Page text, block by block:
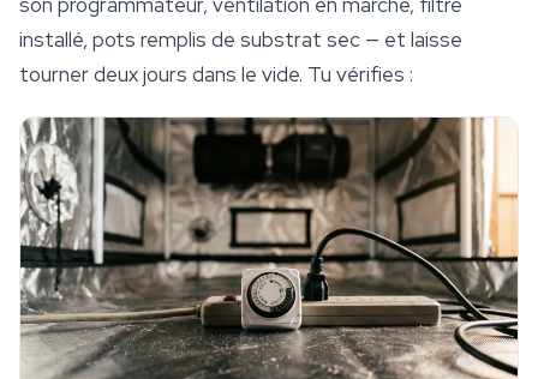
son programmateur, ventilation en marche, filtre
installé, pots remplis de substrat sec — et laisse
tourner deux jours dans le vide. Tu vérifies :